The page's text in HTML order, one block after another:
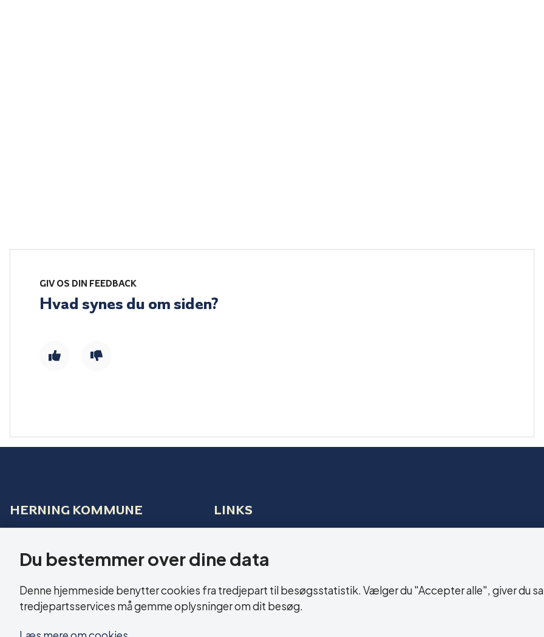
GIV OS DIN FEEDBACK
Hvad synes du om siden?
HERNING KOMMUNE
Bethaniagade 3B
7400 Herning
CVR: 29 18 99 19
LINKS
Cookies
Du bestemmer over dine data
Denne hjemmeside benytter cookies fra tredjepart til besøgsstatistik. Vælger du "Accepter alle", giver du
tredjepartsservices må gemme oplysninger om dit besøg.